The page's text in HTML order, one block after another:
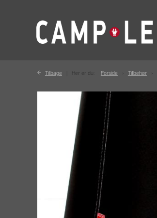
Tilbage Her er du: Forside Tilbehør